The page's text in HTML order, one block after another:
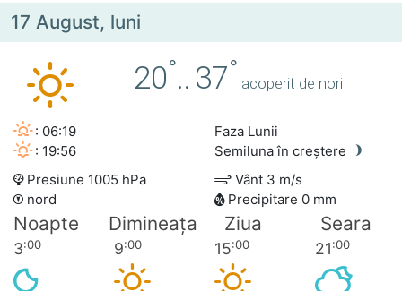
17 August, luni
20°.. 37°
acoperit de nori
: 06:19
: 19:56
Faza Lunii
Semiluna în creștere
Presiune 1005 hPa
Vânt 3 m/s
nord
Precipitare 0 mm
Noapte Dimineața Ziua Seara
3:00 9:00 15:00 21:00